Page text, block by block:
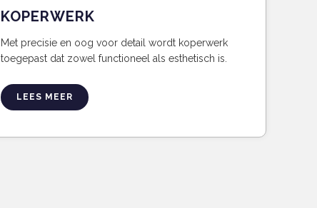
KOPERWERK
Met precisie en oog voor detail wordt koperwerk
toegepast dat zowel functioneel als esthetisch is.
LEES MEER